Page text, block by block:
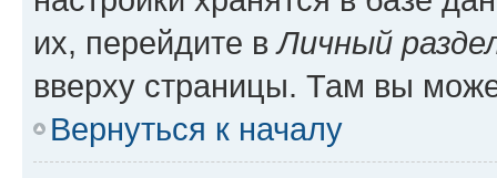
их, перейдите вЛичный
вверху страницы. Там вы
Вернуться к началу